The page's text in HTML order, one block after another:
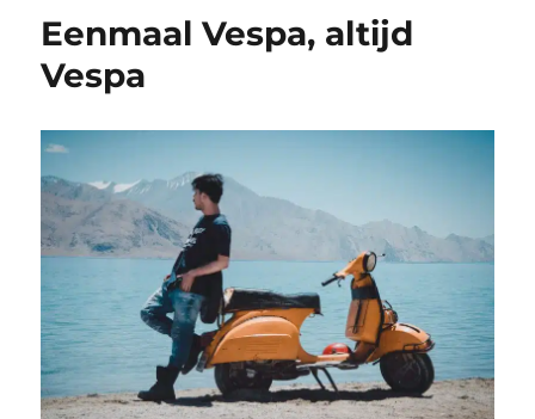
Eenmaal Vespa, altijd
Vespa